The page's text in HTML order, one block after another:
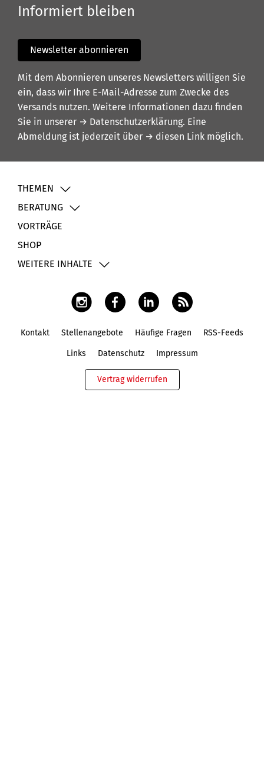
Informiert bleiben
Newsletter abonnieren
Mit dem Abonnieren unseres Newsletters willigen Sie
ein, dass wir Ihre E-Mail-Adresse zum Zwecke des
Versands nutzen. Weitere Informationen dazu finden
Sie in unserer → Datenschutzerklärung. Eine
Abmeldung ist jederzeit über → diesen Link möglich.
THEMEN
BERATUNG
VORTRÄGE
SHOP
WEITERE INHALTE
Kontakt Stellenangebote Häufige Fragen RSS-Feeds
Links Datenschutz Impressum
Vertrag widerrufen